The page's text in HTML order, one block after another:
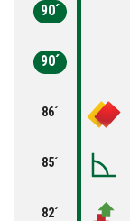
90´
90´
86´
85´
82´